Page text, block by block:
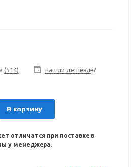
(514) Нашли дешевле?
В корзину
отличатся при поставке в
у менеджера.